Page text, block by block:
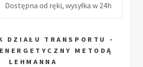
Dostępna od ręki, wysyłka w 24h
DZIAŁU TRANSPORTU -
METODĄ
LEHMANNA